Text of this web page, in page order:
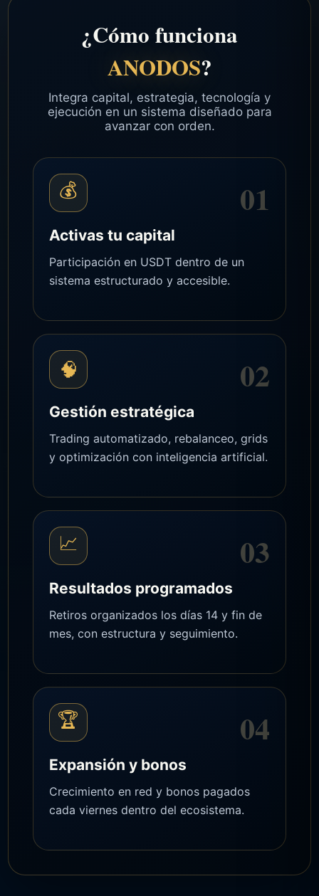
¿Cómo funciona
ANODOS?
Integra capital, estrategia, tecnología y
ejecución en un sistema diseñado para
avanzar con orden.
01
💰
Activas tu capital
Participación en USDT dentro de un
sistema estructurado y accesible.
02
🧠
Gestión estratégica
Trading automatizado, rebalanceo, grids
y optimización con inteligencia artificial.
03
📈
Resultados programados
Retiros organizados los días 14 y fin de
mes, con estructura y seguimiento.
04
🏆
Expansión y bonos
Crecimiento en red y bonos pagados
cada viernes dentro del ecosistema.